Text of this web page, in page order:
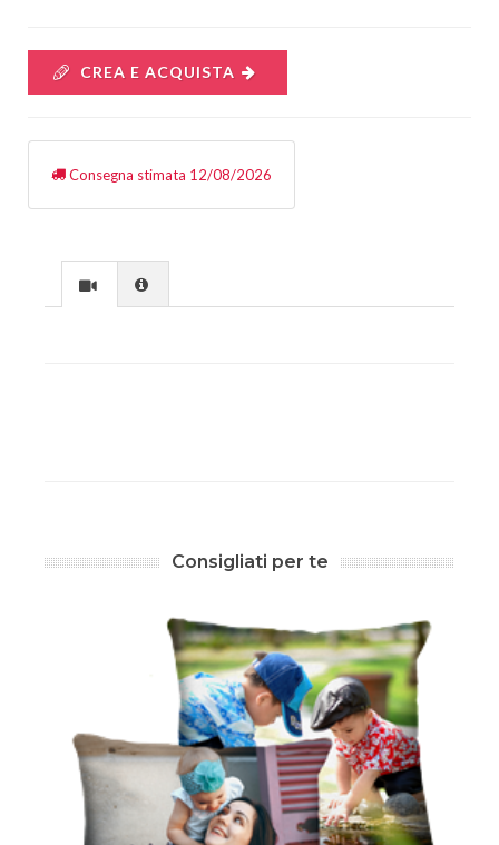
CREA E ACQUISTA
Consegna stimata 12/08/2026
Consigliati per te